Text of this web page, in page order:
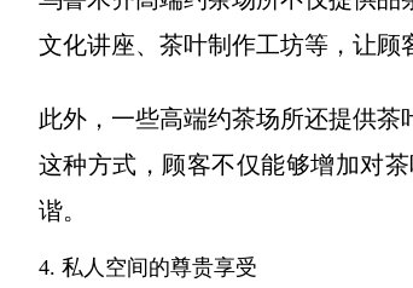
文化讲座、茶叶制作工坊等，让顾
此外，一些高端约茶场所还提供
这种方式，顾客不仅能够增加对
谐。
4. 私人空间的尊贵享受